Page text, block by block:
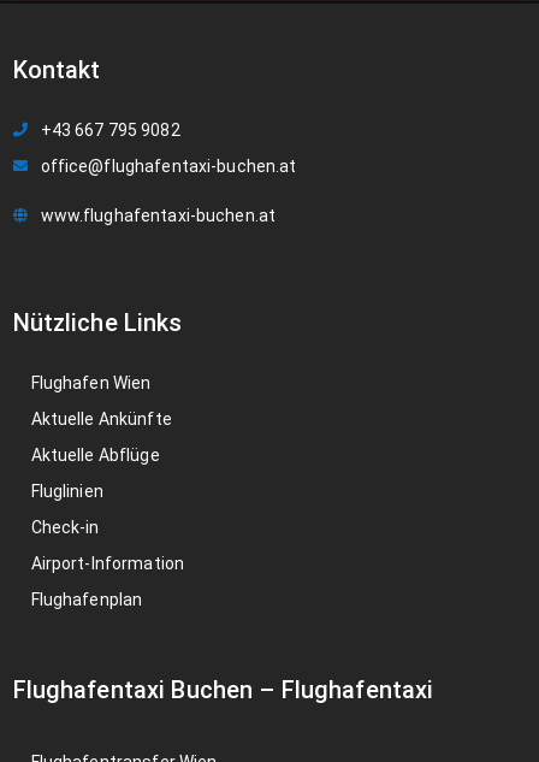
Kontakt
+43 667 795 9082
office@flughafentaxi-buchen.at
www.flughafentaxi-buchen.at
Nützliche Links
Flughafen Wien
Aktuelle Ankünfte
Aktuelle Abflüge
Fluglinien
Check-in
Airport-Information
Flughafenplan
Flughafentaxi Buchen – Flughafentaxi